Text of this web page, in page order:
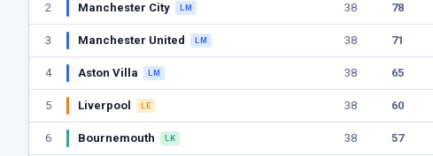
2 Manchester City LM 38 78
3 Manchester United LM 38 71
4 Aston Villa LM 38 65
5 Liverpool LE 38 60
6 Bournemouth LK 38 57